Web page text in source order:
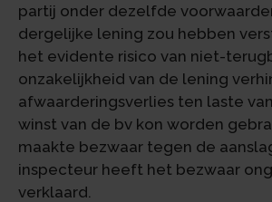
partij onder dezelfde
dergelijke lening zou hebben
het evidente risico van niet-
onzakelijkheid van de lening
afwaarderingsverlies ten laste
winst van de bv kon worden
maakte bezwaar tegen de
inspecteur heeft het bezwaar
verklaard.